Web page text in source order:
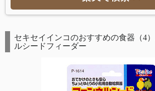
セキセイインコのおすすめの食器（4
ルシードフィーダー